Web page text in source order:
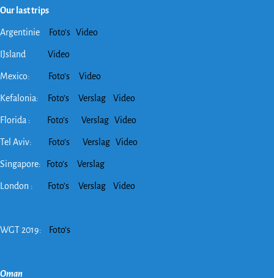
Our last trips
Argentinie Foto’s Video
IJsland Video
Mexico: Foto’s Video
Kefalonia: Foto’s Verslag Video
Florida : Foto’s Verslag Video
Tel Aviv: Foto’s Verslag Video
Singapore: Foto’s Verslag
London : Foto’s Verslag Video
WGT 2019: Foto’s
Oman